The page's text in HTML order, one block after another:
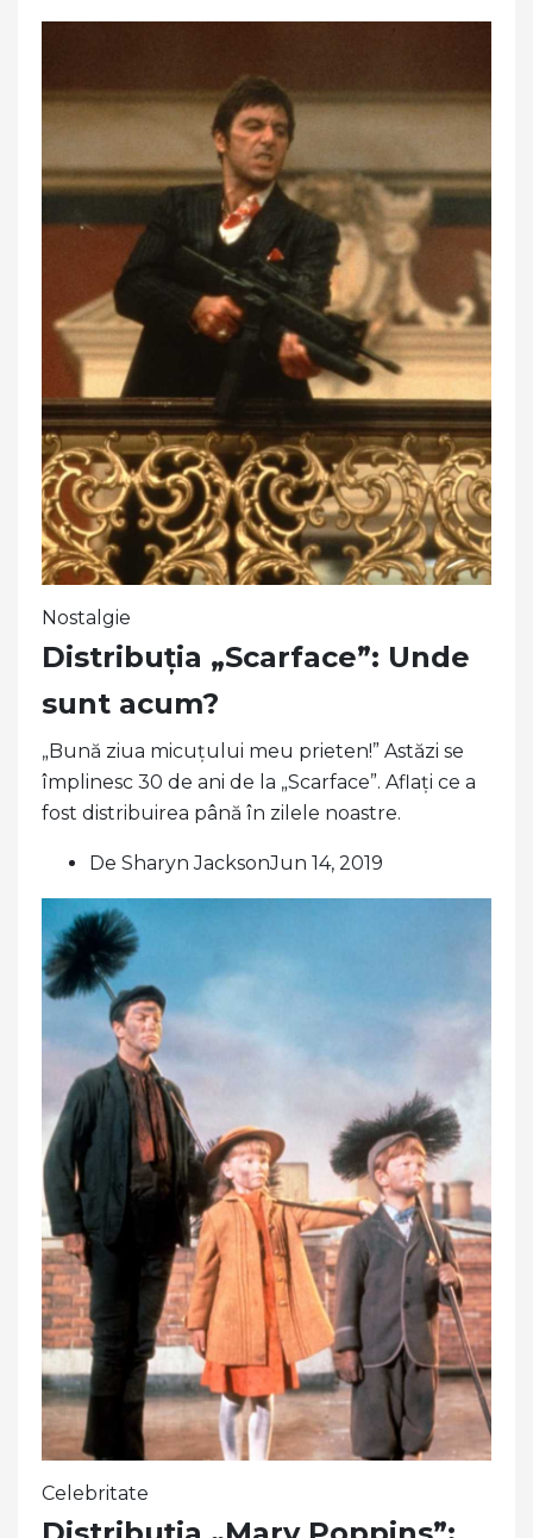
Nostalgie
Distribuția „Scarface”: Unde
sunt acum?
„Bună ziua micuțului meu prieten!” Astăzi se
împlinesc 30 de ani de la „Scarface”. Aflați ce a
fost distribuirea până în zilele noastre.
De Sharyn JacksonJun 14, 2019
Celebritate